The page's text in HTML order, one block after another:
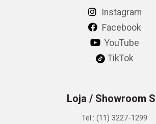
Instagram
Facebook
YouTube
TikTok
Loja / Showroom
Tel.: (11) 3227-1299